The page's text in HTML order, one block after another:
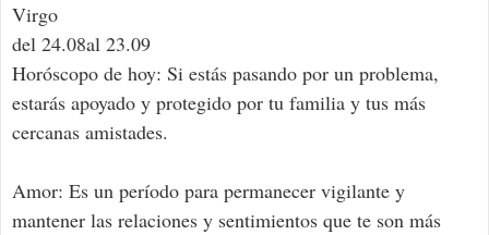
Virgo
del 24.08al 23.09
Horóscopo de hoy: Si estás pasando por un problema,
estarás apoyado y protegido por tu familia y tus más
cercanas amistades.
Amor: Es un período para permanecer vigilante y
mantener las relaciones y sentimientos que te son más